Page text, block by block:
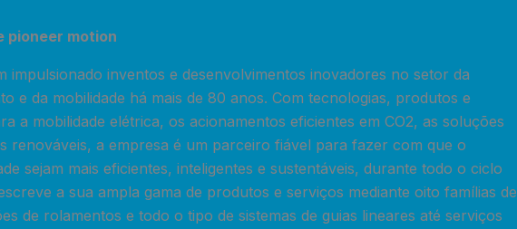
pioneer motion
impulsionado inventos e desenvolvimentos inovadores no setor da
e da mobilidade há mais de 80 anos. Com tecnologias, produtos e
a mobilidade elétrica, os acionamentos eficientes em CO2, as soluções
renováveis, a empresa é um parceiro fiável para fazer com que o
sejam mais eficientes, inteligentes e sustentáveis, durante todo o ciclo
a sua ampla gama de produtos e serviços mediante oito famílias de
de rolamentos e todo o tipo de sistemas de guias lineares até serviços